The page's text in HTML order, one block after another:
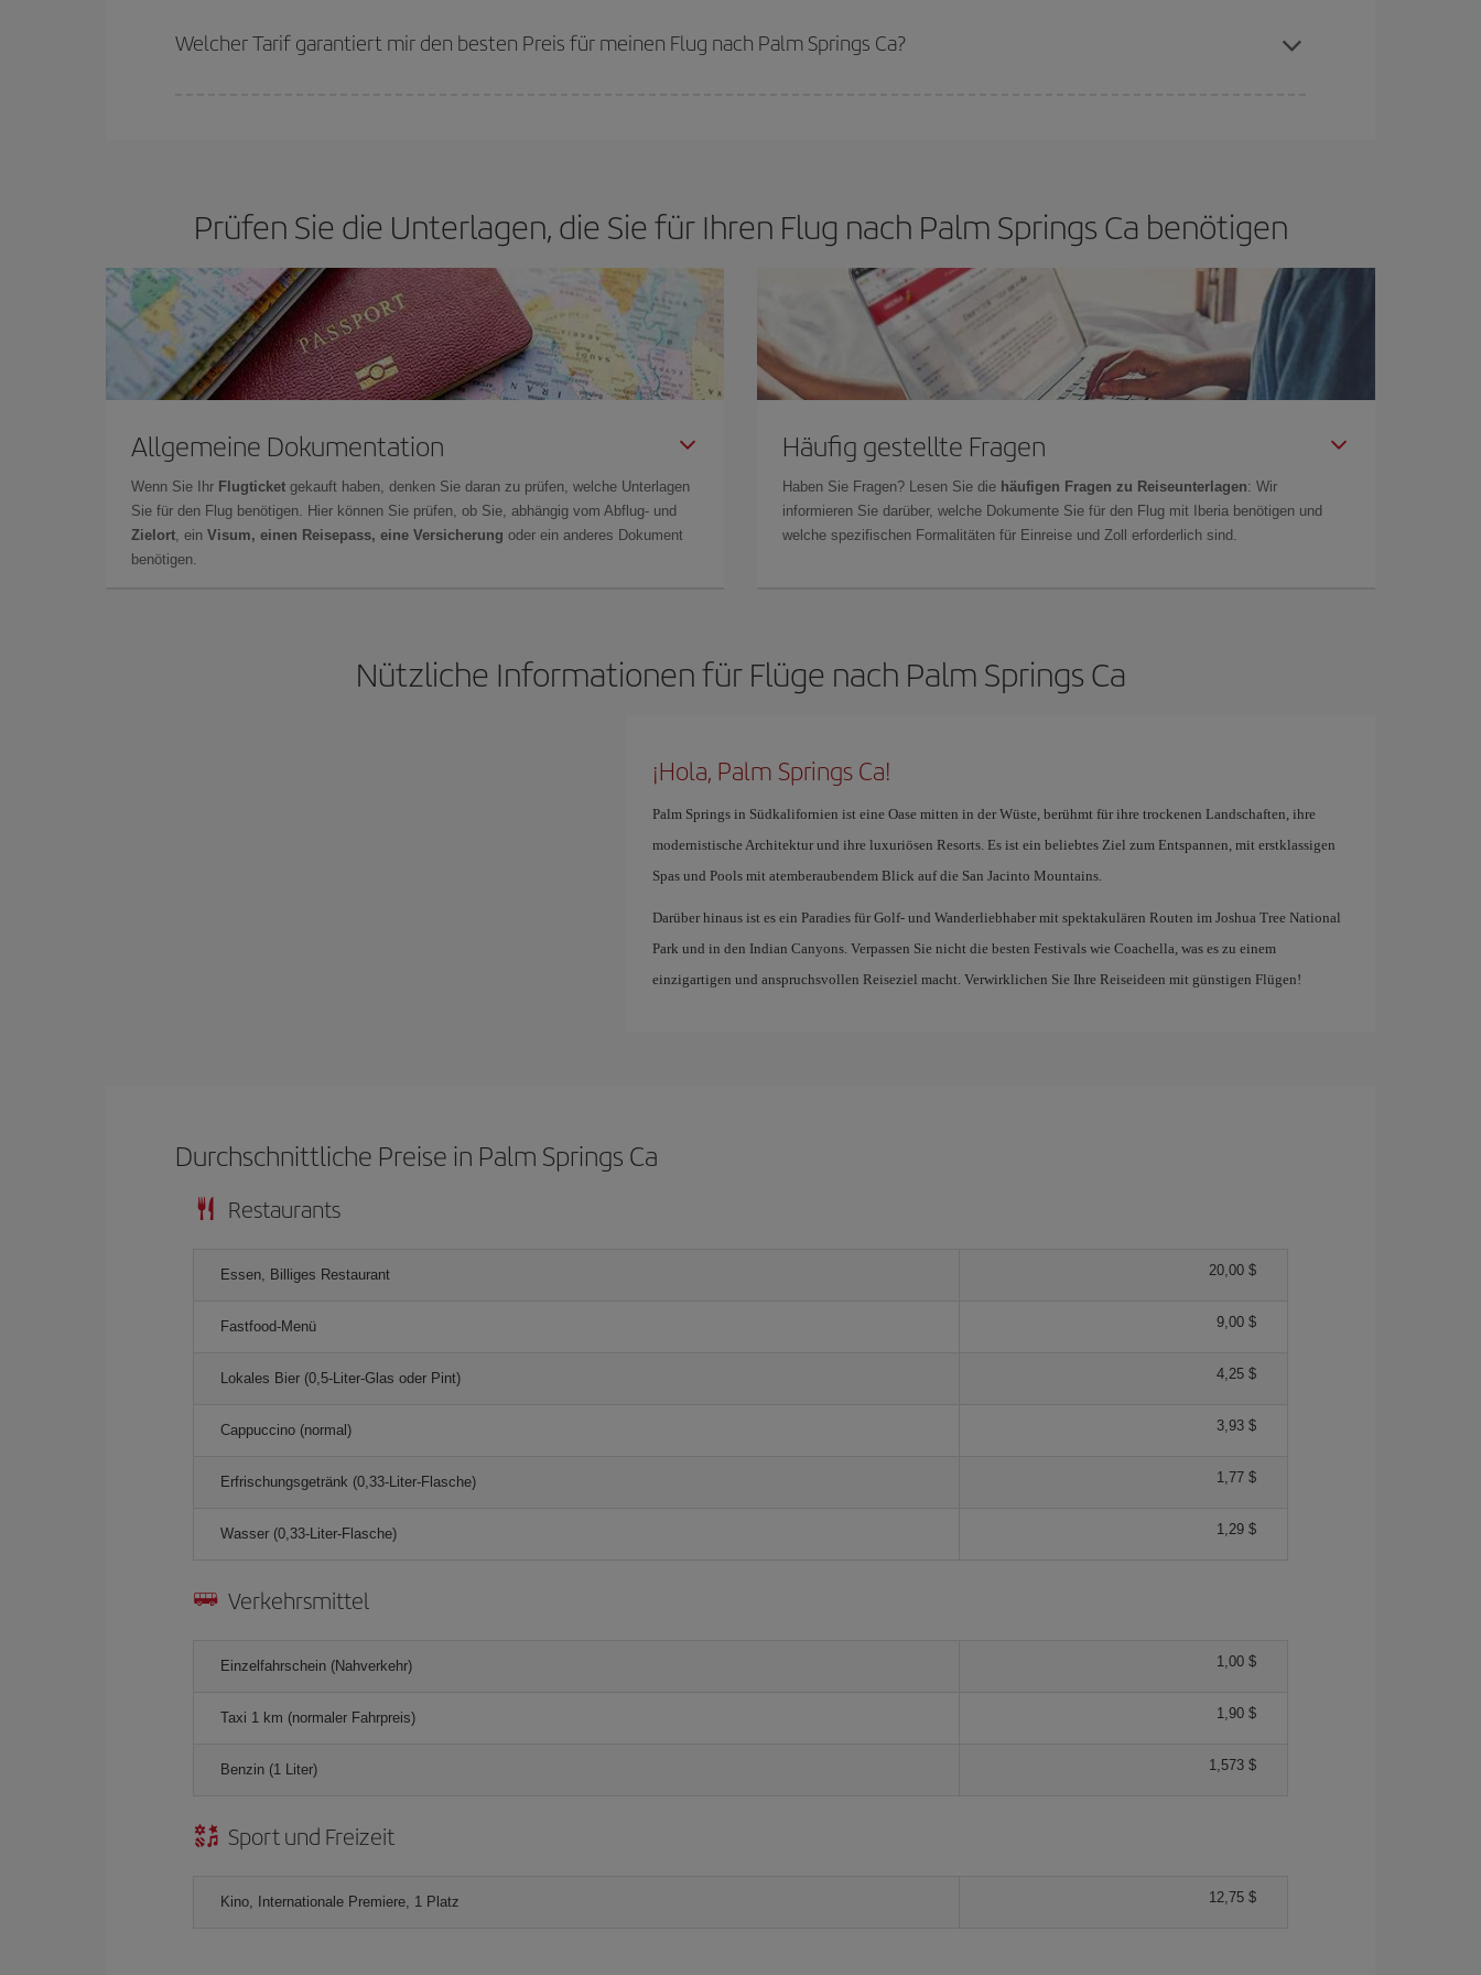
günstigsten (Economy-)Tarife verfügbar oder ausverkauft sind. Deshalb ist es von
grundlegender Bedeutung,frühzeitig zu buchen, um
Welcher Tarif garantiert mir den besten Preis für meinen Flug nach Palm Springs Ca?
Prüfen Sie die Unterlagen, die Sie für Ihren Flug nach Palm Springs Ca benötigen
Allgemeine Dokumentation
Wenn Sie Ihr Flugticket gekauft haben, denken Sie daran zu prüfen, welche Unterlagen
Sie für den Flug benötigen. Hier können Sie prüfen, ob Sie, abhängig vom Abflug- und
Zielort , ein Visum, einen Reisepass, eine Versicherung oder ein anderes Dokument
benötigen.
Häufig gestellte Fragen
Haben Sie Fragen? Lesen Sie die häufigen Fragen zu Reiseunterlagen: Wir
informieren Sie darüber, welche Dokumente Sie für den Flug mit Iberia benötigen und
welche spezifischen Formalitäten für Einreise und Zoll erforderlich sind.
Nützliche Informationen für Flüge nach Palm Springs Ca
¡Hola, Palm Springs Ca!
Palm Springs in Südkalifornien ist eine Oase mitten in der Wüste, berühmt für ihre trockenen Landschaften, ihre
modernistische Architektur und ihre luxuriösen Resorts. Es ist ein beliebtes Ziel zum Entspannen, mit erstklassigen
Spas und Pools mit atemberaubendem Blick auf die San Jacinto Mountains.
Darüber hinaus ist es ein Paradies für Golf- und Wanderliebhaber mit spektakulären Routen im Joshua Tree National
Park und in den Indian Canyons. Verpassen Sie nicht die besten Festivals wie Coachella, was es zu einem
einzigartigen und anspruchsvollen Reiseziel macht. Verwirklichen Sie Ihre Reiseideen mit günstigen Flügen!
Durchschnittliche Preise in Palm Springs Ca
Restaurants
Essen, Billiges Restaurant 20,00 $
Fastfood-Menü 9,00 $
Lokales Bier (0,5-Liter-Glas oder Pint) 4,25 $
Cappuccino (normal) 3,93 $
Erfrischungsgetränk (0,33-Liter-Flasche) 1,77 $
Wasser (0,33-Liter-Flasche) 1,29 $
Verkehrsmittel
Einzelfahrschein (Nahverkehr) 1,00 $
Taxi 1 km (normaler Fahrpreis) 1,90 $
Benzin (1 Liter) 1,573 $
Sport und Freizeit
Kino, Internationale Premiere, 1 Platz 12,75 $